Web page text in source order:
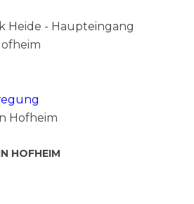
Heide - Haupteingang
HOFHEIM